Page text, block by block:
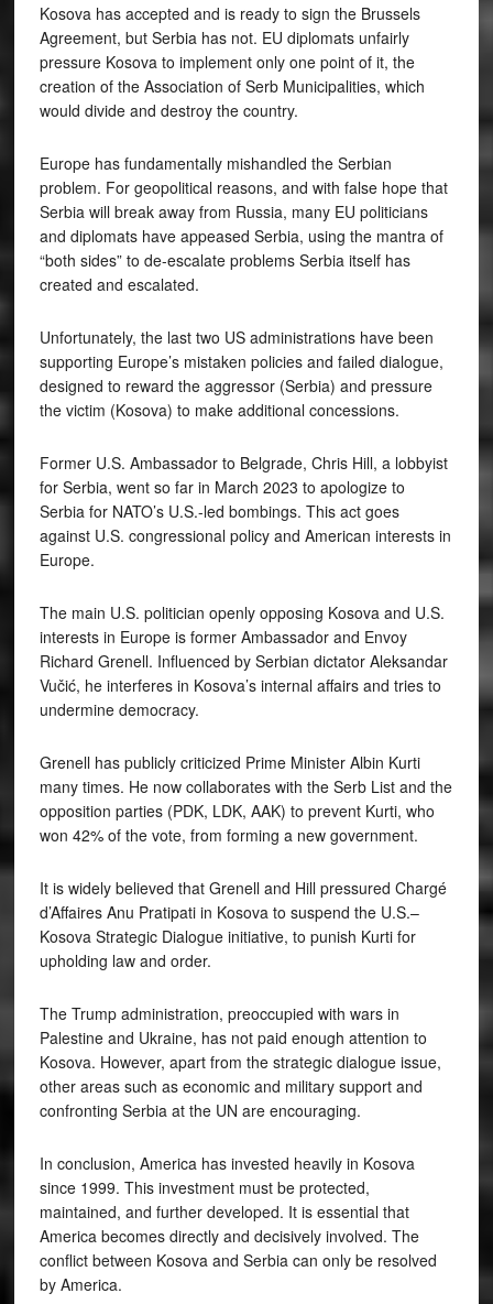
Kosova has accepted and is ready to sign the Brussels
Agreement, but Serbia has not. EU diplomats unfairly
pressure Kosova to implement only one point of it, the
creation of the Association of Serb Municipalities, which
would divide and destroy the country.
Europe has fundamentally mishandled the Serbian
problem. For geopolitical reasons, and with false hope that
Serbia will break away from Russia, many EU politicians
and diplomats have appeased Serbia, using the mantra of
“both sides” to de-escalate problems Serbia itself has
created and escalated.
Unfortunately, the last two US administrations have been
supporting Europe’s mistaken policies and failed dialogue,
designed to reward the aggressor (Serbia) and pressure
the victim (Kosova) to make additional concessions.
Former U.S. Ambassador to Belgrade, Chris Hill, a lobbyist
for Serbia, went so far in March 2023 to apologize to
Serbia for NATO’s U.S.-led bombings. This act goes
against U.S. congressional policy and American interests in
Europe.
The main U.S. politician openly opposing Kosova and U.S.
interests in Europe is former Ambassador and Envoy
Richard Grenell. Influenced by Serbian dictator Aleksandar
Vučić, he interferes in Kosova’s internal affairs and tries to
undermine democracy.
Grenell has publicly criticized Prime Minister Albin Kurti
many times. He now collaborates with the Serb List and the
opposition parties (PDK, LDK, AAK) to prevent Kurti, who
won 42% of the vote, from forming a new government.
It is widely believed that Grenell and Hill pressured Chargé
d’Affaires Anu Pratipati in Kosova to suspend the U.S.–
Kosova Strategic Dialogue initiative, to punish Kurti for
upholding law and order.
The Trump administration, preoccupied with wars in
Palestine and Ukraine, has not paid enough attention to
Kosova. However, apart from the strategic dialogue issue,
other areas such as economic and military support and
confronting Serbia at the UN are encouraging.
In conclusion, America has invested heavily in Kosova
since 1999. This investment must be protected,
maintained, and further developed. It is essential that
America becomes directly and decisively involved. The
conflict between Kosova and Serbia can only be resolved
by America.